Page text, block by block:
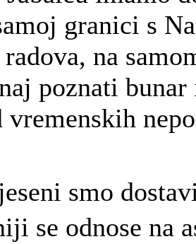
granici s
na
poznati
smo
se odnose na